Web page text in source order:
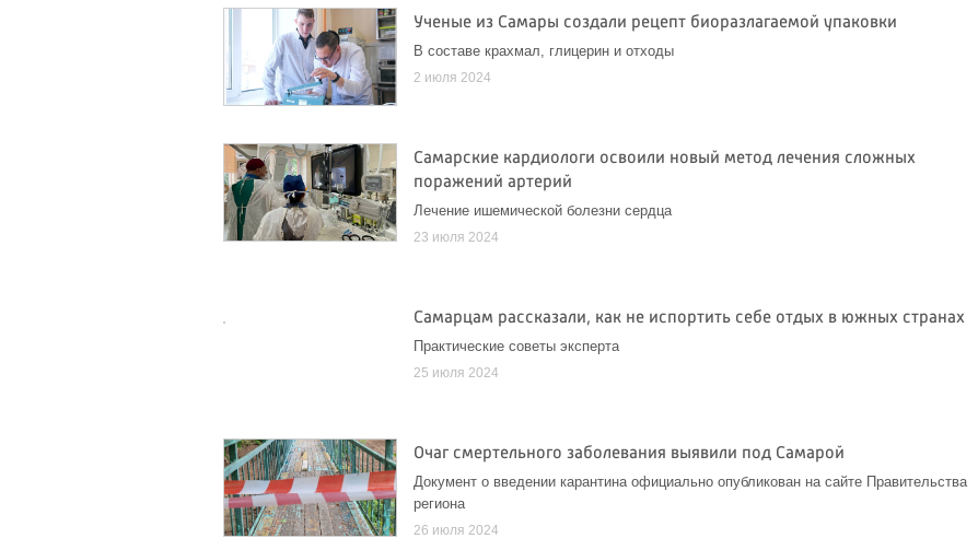
Ученые из Самары создали рецепт биоразлагаемой упаковки
В составе крахмал, глицерин и отходы
2 июля 2024
Самарские кардиологи освоили новый метод лечения сложных
поражений артерий
Лечение ишемической болезни сердца
23 июля 2024
Самарцам рассказали, как не испортить себе отдых в южных странах
Практические советы эксперта
25 июля 2024
Очаг смертельного заболевания выявили под Самарой
Документ о введении карантина официально опубликован на сайте Правительства
региона
26 июля 2024